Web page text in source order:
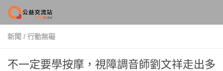
Skip to content
新聞 / 行動無礙
不一定要學按摩，視障調音師劉文祥走出多